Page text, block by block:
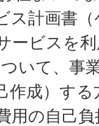
ス計画書
ービスを
いて、事
作成）す
用の自己